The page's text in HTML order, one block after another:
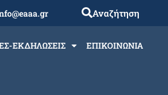
Αναζήτηση
ΕΚΔΗΛΩΣΕΙΣ ΕΠΙΚΟΙΝΩΝΙΑ